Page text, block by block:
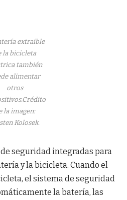
extraíble
la bicicleta
también
alimentar
otros
Crédito
la imagen:
Kolosek.
seguridad integradas para
y la bicicleta. Cuando el
el sistema de seguridad
la batería, las